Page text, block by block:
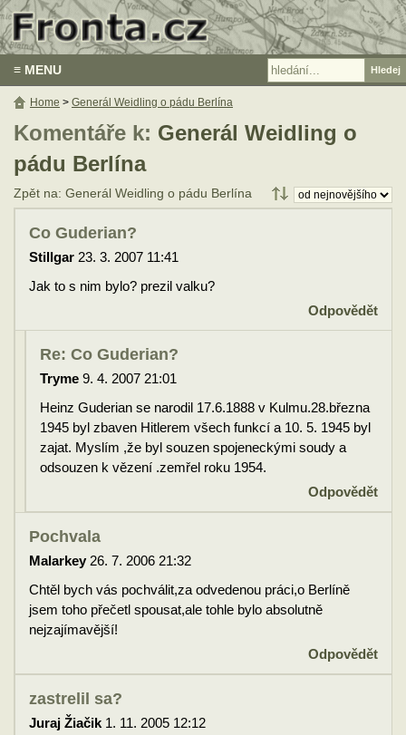
≡ MENU
Komentáře k: Generál Weidling o
pádu Berlína
Zpět na: Generál Weidling o pádu Berlína
Co Guderian?
Stillgar 23. 3. 2007 11:41
Jak to s nim bylo? prezil valku?
Odpovědět
Re: Co Guderian?
Tryme 9. 4. 2007 21:01
Heinz Guderian se narodil 17.6.1888 v Kulmu.28.března
1945 byl zbaven Hitlerem všech funkcí a 10. 5. 1945 byl
zajat. Myslím ,že byl souzen spojeneckými soudy a
odsouzen k vězení .zemřel roku 1954.
Odpovědět
Pochvala
Malarkey 26. 7. 2006 21:32
Chtěl bych vás pochválit,za odvedenou práci,o Berlíně
jsem toho přečetl spousat,ale tohle bylo absolutně
nejzajímavější!
Odpovědět
zastrelil sa?
Juraj Žiačik 1. 11. 2005 12:12
Home > Generál Weidling o pádu Berlína